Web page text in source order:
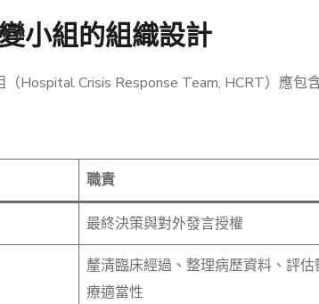
小組的組織設計
Hospital Crisis Response Team, HCRT）應包
職責
最終決策與對外發言授權
釐清臨床經過、整理病歷資料、評估
療適當性